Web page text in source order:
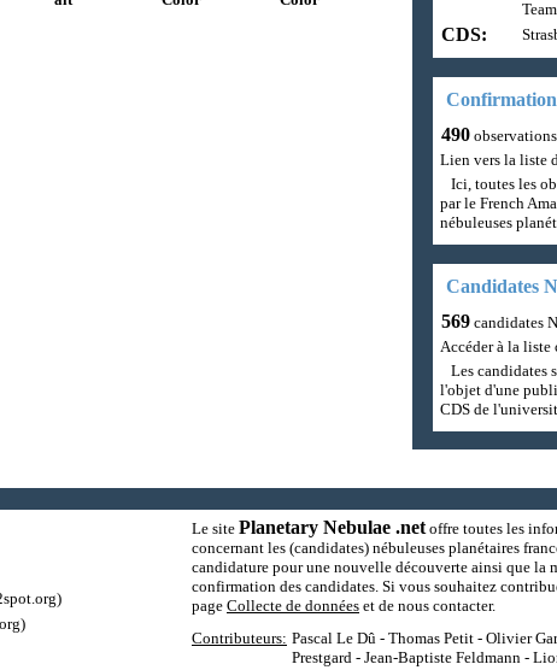
Team
CDS:
490
Lien vers la liste
Ici, toutes les
par le French
nébuleuses
Candidates
569 candidates
Accéder à la liste
Les candidates
l'objet d'une
CDS de
Le site Planetary Nebulae .netoffre toutes les
concernant les (candidates) nébuleuses planétaires
candidature pour une nouvelle découverte ainsi que la
confirmation des candidates. Si vous souhaitez
page Collecte de données et de nous contacter.
Contributeurs: Pascal Le Dû - Thomas Petit - Olivier
Prestgard - Jean-Baptiste Feldmann -